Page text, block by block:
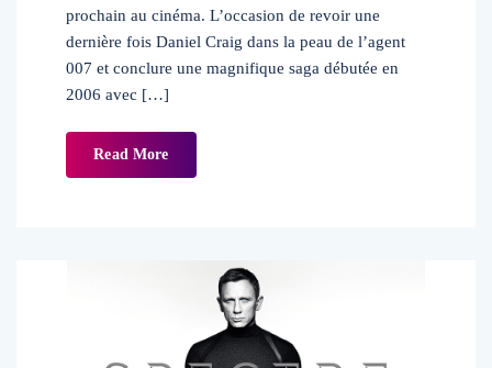
prochain au cinéma. L’occasion de revoir une
dernière fois Daniel Craig dans la peau de l’agent
007 et conclure une magnifique saga débutée en
2006 avec […]
Read More